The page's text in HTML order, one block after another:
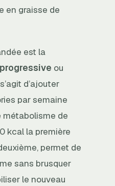
en graisse de
est la
ou
d’ajouter
par semaine
métabolisme de
kcal la première
permet de
sans brusquer
le nouveau